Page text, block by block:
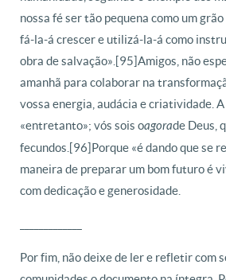
nossa fé ser tão pequena como um
fá-la-á crescer e utilizá-la-á como
obra de salvação».[95]Amigos, não
amanhã para colaborar na
vossa energia, audácia e criatividade.
«entretanto»; vós sois oagorade Deus,
fecundos.[96] Porque «é dando que se
maneira de preparar um bom futuro é
com dedicação e generosidade.
Por fim, não deixe de ler e refletir com